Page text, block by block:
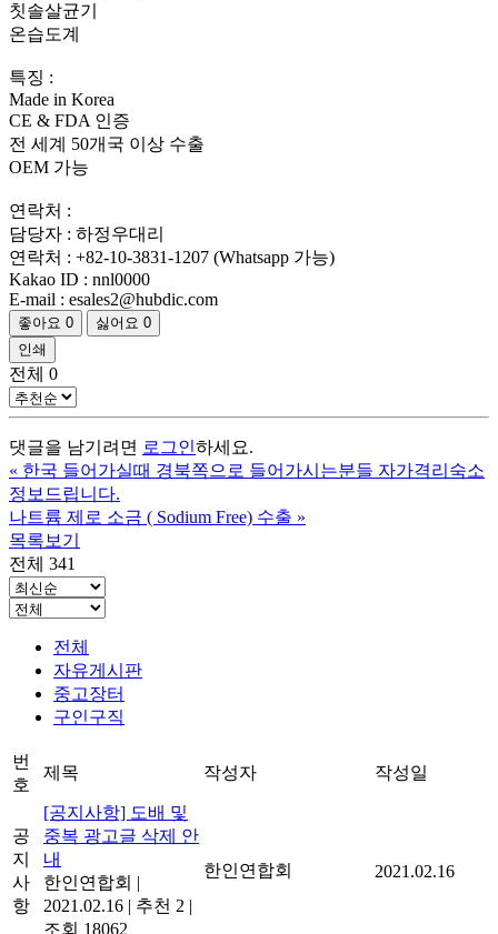
칫솔살균기
온습도계
특징 :
Made in Korea
CE & FDA 인증
전 세계 50개국 이상 수출
OEM 가능
연락처 :
담당자 : 하정우대리
연락처 : +82-10-3831-1207 (Whatsapp 가능)
Kakao ID : nnl0000
E-mail : esales2@hubdic.com
좋아요 0 싫어요 0
인쇄
전체 0
댓글을 남기려면 로그인하세요.
« 한국 들어가실때 경북쪽으로 들어가시는분들 자가격리숙소
정보드립니다.
나트륨 제로 소금 ( Sodium Free) 수출 »
목록보기
전체 341
전체
자유게시판
중고장터
구인구직
번
호
제목 작성자 작성일
공
지
사
항
[공지사항] 도배 및
중복 광고글 삭제 안
내
한인연합회 |
2021.02.16 | 추천 2 |
조회 18062
한인연합회 2021.02.16